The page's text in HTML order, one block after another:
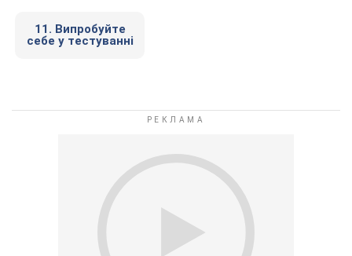
11. Випробуйте
себе у тестуванні